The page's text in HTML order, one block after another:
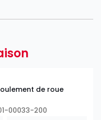
de roue
00033-200